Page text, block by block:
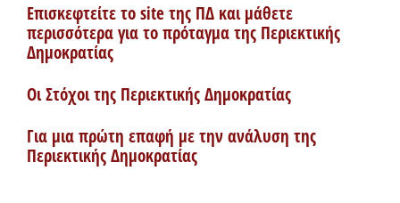
Επισκεφτείτε το site της ΠΔ και μάθετε
περισσότερα για το πρόταγμα της Περιεκτικής
Δημοκρατίας
Οι Στόχοι της Περιεκτικής Δημοκρατίας
Για μια πρώτη επαφή με την ανάλυση της
Περιεκτικής Δημοκρατίας